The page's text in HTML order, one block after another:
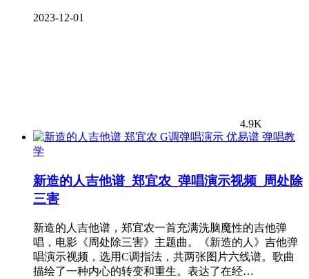
2023-12-01
4.9K
弹唱教
学
新造的人吉他谱_郑宜农_弹唱演示视频_周处除
三害
新造的人吉他谱，郑宜农一首充满洗脑魔性的吉他弹
唱，电影《周处除三害》主题曲。《新造的人》吉他弹
唱演示视频，选用C调指法，共两张图片六线谱。歌曲
描绘了一种内心的转变和重生。表达了在经…